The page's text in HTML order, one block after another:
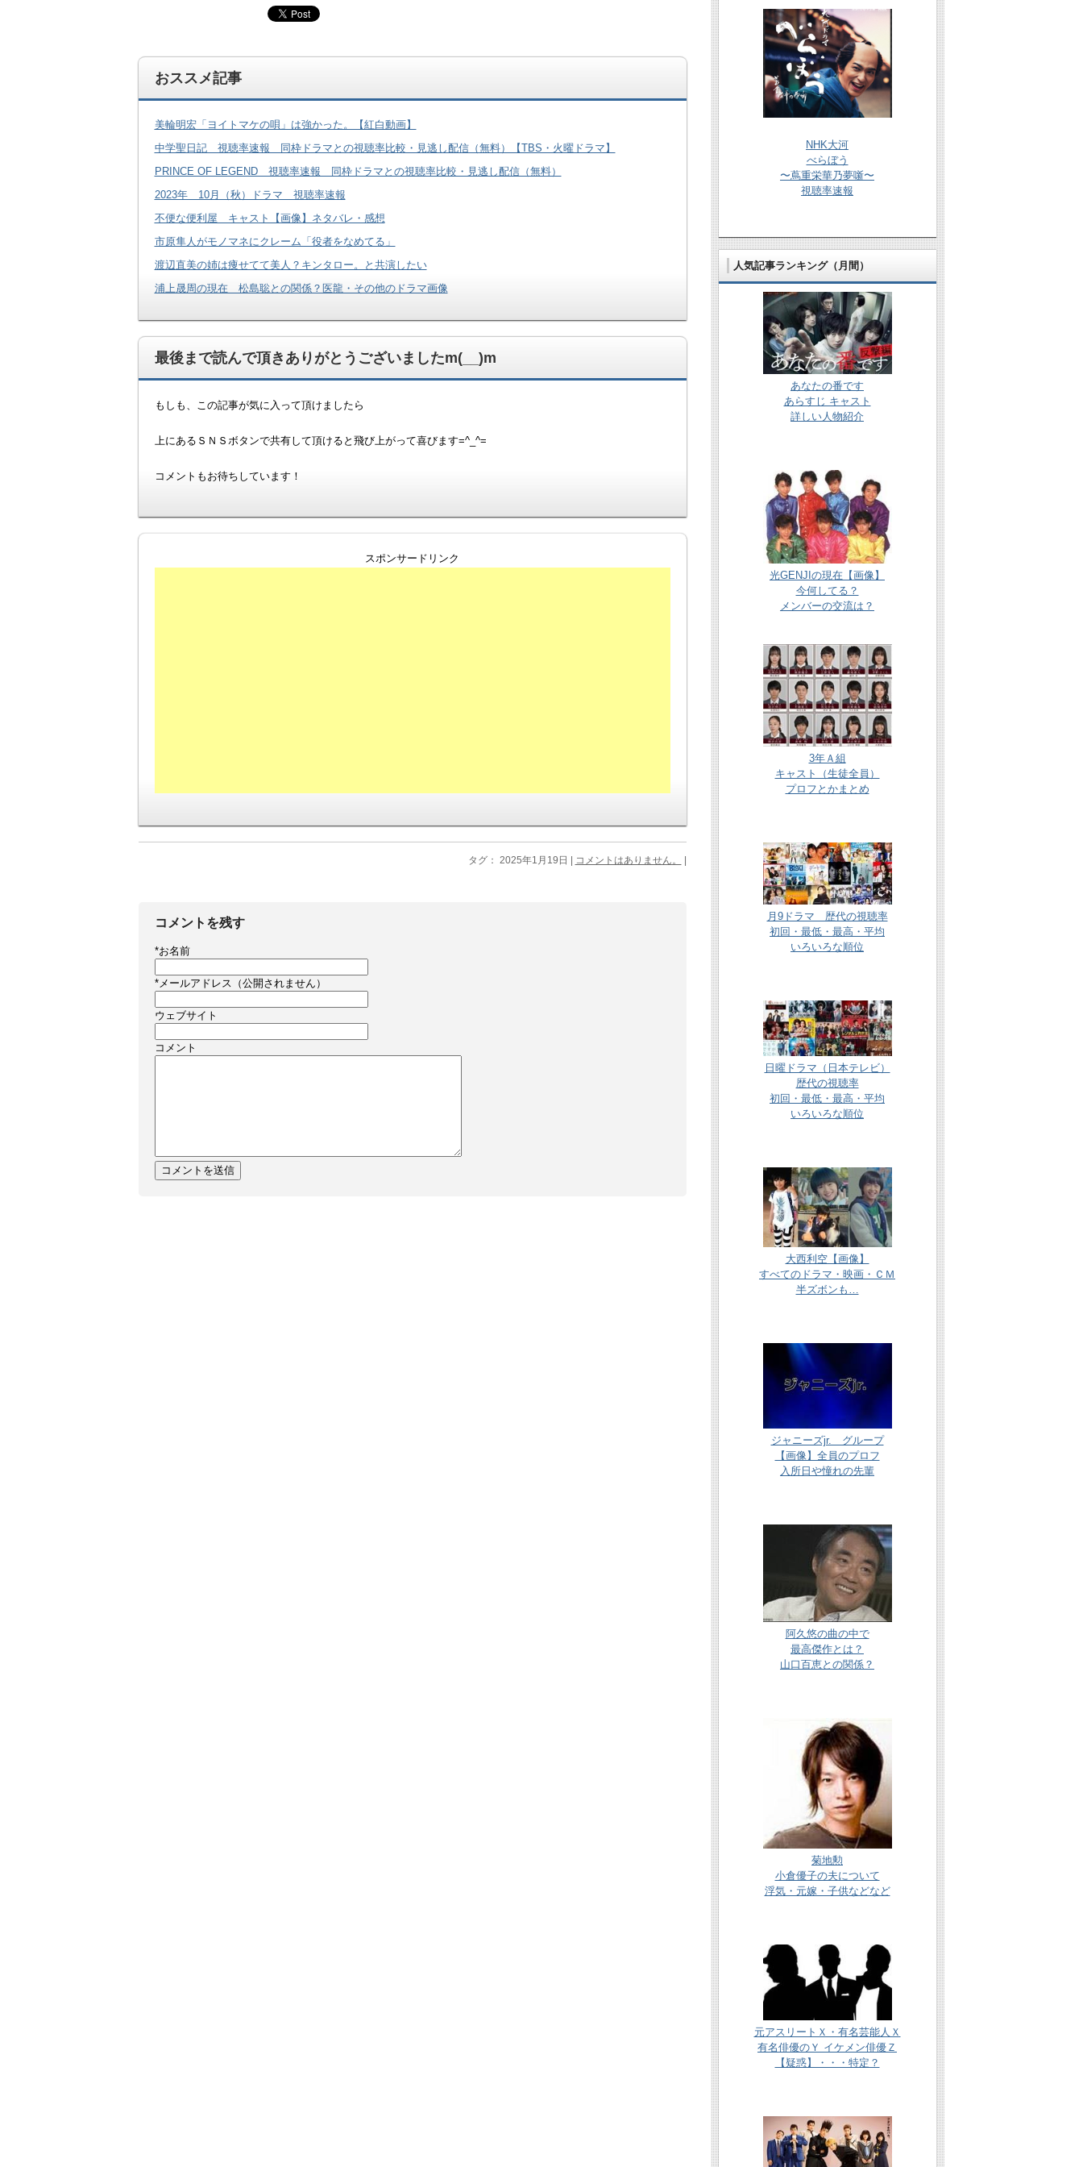
おススメ記事
美輪明宏「ヨイトマケの唄」は強かった。【紅白動画】
中学聖日記 視聴率速報 同枠ドラマとの視聴率比較・見逃し配信（無料）【TBS・火曜ドラマ】
PRINCE OF LEGEND 視聴率速報 同枠ドラマとの視聴率比較・見逃し配信（無料）
2023年 10月（秋）ドラマ 視聴率速報
不便な便利屋 キャスト【画像】ネタバレ・感想
市原隼人がモノマネにクレーム「役者をなめてる」
渡辺直美の姉は痩せてて美人？キンタロー。と共演したい
浦上晟周の現在 松島聡との関係？医龍・その他のドラマ画像
最後まで読んで頂きありがとうございましたm(__)m
もしも、この記事が気に入って頂けましたら
上にあるＳＮＳボタンで共有して頂けると飛び上がって喜びます=^_^=
コメントもお待ちしています！
スポンサードリンク
タグ： 2025年1月19日 | コメントはありません。 |
コメントを残す
*お名前
*メールアドレス（公開されません）
ウェブサイト
コメント
NHK大河
べらぼう
〜蔦重栄華乃夢噺〜
視聴率速報
人気記事ランキング（月間）
あなたの番です
あらすじ キャスト
詳しい人物紹介
光GENJIの現在【画像】
今何してる？
メンバーの交流は？
3年Ａ組
キャスト（生徒全員）
プロフとかまとめ
月9ドラマ 歴代の視聴率
初回・最低・最高・平均
いろいろな順位
日曜ドラマ（日本テレビ）
歴代の視聴率
初回・最低・最高・平均
いろいろな順位
大西利空【画像】
すべてのドラマ・映画・ＣＭ
半ズボンも…
ジャニーズjr. グループ
【画像】全員のプロフ
入所日や憧れの先輩
阿久悠の曲の中で
最高傑作とは？
山口百恵との関係？
菊地勲
小倉優子の夫について
浮気・元嫁・子供などなど
元アスリートＸ・有名芸能人Ｘ
有名俳優のＹ イケメン俳優Ｚ
【疑惑】・・・特定？